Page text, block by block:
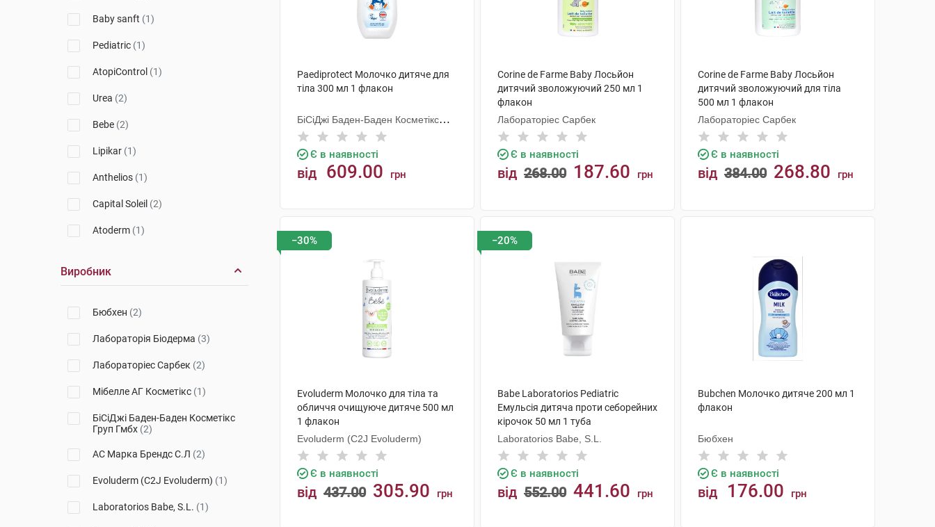
Baby sanft (1)
Pediatric (1)
AtopiControl (1)
Urea (2)
Bebe (2)
Lipikar (1)
Anthelios (1)
Capital Soleil (2)
Atoderm (1)
Виробник
Бюбхен (2)
Лабораторія Біодерма (3)
Лабораторіес Сарбек (2)
Мібелле АГ Косметікс (1)
БіСіДжі Баден-Баден Косметікс
Груп Гмбх (2)
АС Марка Брендс С.Л (2)
Evoluderm (C2J Evoluderm) (1)
Laboratorios Babe, S.L. (1)
Paediprotect Молочко дитяче для
тіла 300 мл 1 флакон
БіСіДжі Баден-Баден Косметікс
Груп Гмбх
Є в наявності
від 609.00 грн
Corine de Farme Baby Лосьйон
дитячий зволожуючий 250 мл 1
флакон
Лабораторіес Сарбек
Є в наявності
від 268.00 187.60 грн
Corine de Farme Baby Лосьйон
дитячий зволожуючий для тіла
500 мл 1 флакон
Лабораторіес Сарбек
Є в наявності
від 384.00 268.80 грн
−30%
Evoluderm Молочко для тіла та
обличчя очищуюче дитяче 500 мл
1 флакон
Evoluderm (C2J Evoluderm)
Є в наявності
від 437.00 305.90 грн
−20%
Babe Laboratorios Pediatric
Емульсія дитяча проти себорейних
кірочок 50 мл 1 туба
Laboratorios Babe, S.L.
Є в наявності
від 552.00 441.60 грн
Bubchen Молочко дитяче 200 мл 1
флакон
Бюбхен
Є в наявності
від 176.00 грн